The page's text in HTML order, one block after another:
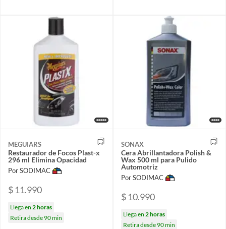
MEGUIARS
Restaurador de Focos Plast-x
296 ml Elimina Opacidad
Por SODIMAC
$ 11.990
Llega en 2 horas
Retira desde 90 min
SONAX
Cera Abrillantadora Polish &
Wax 500 ml para Pulido
Automotriz
Por SODIMAC
$ 10.990
Llega en 2 horas
Retira desde 90 min